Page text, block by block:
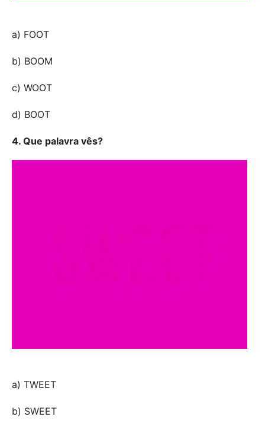
a) FOOT
b) BOOM
c) WOOT
d) BOOT
4. Que palavra vês?
a) TWEET
b) SWEET